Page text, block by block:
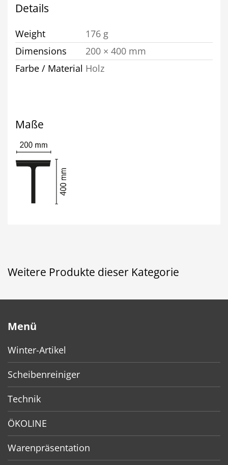
Details
Weight
176 g
Dimensions
200 × 400 mm
Farbe / Material Holz
Maße
Weitere Produkte dieser Kategorie
Menü
Winter-Artikel
Scheibenreiniger
Technik
ÖKOLINE
Warenpräsentation